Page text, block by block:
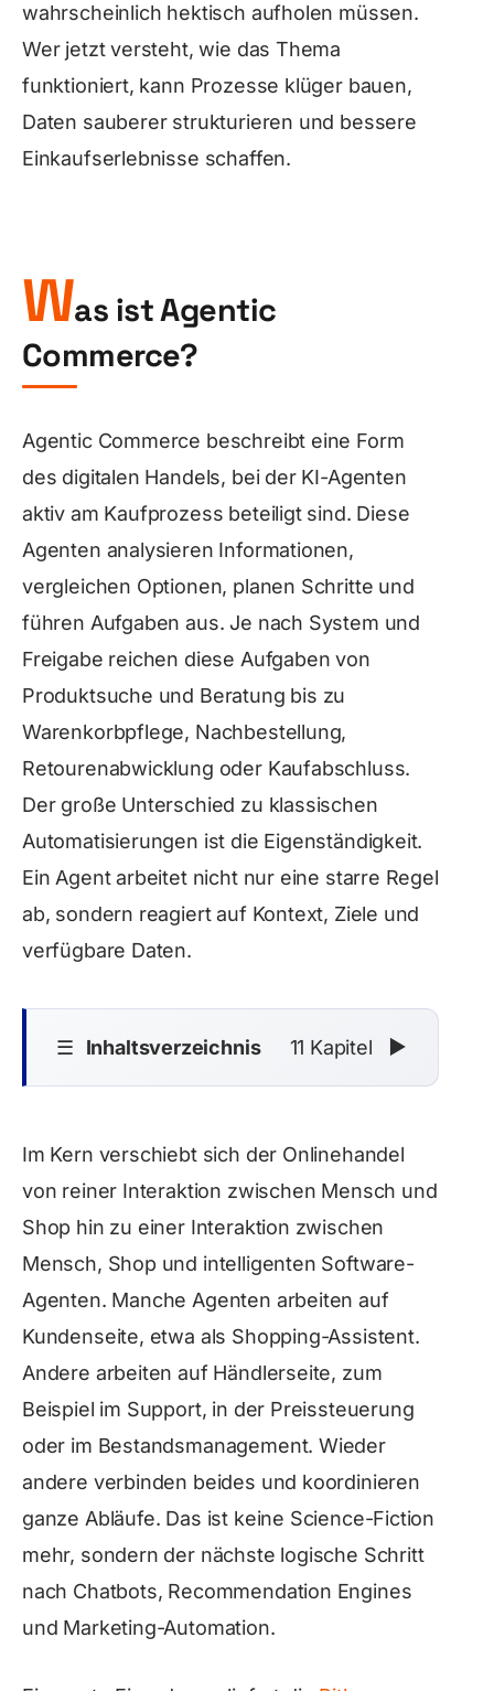
wahrscheinlich hektisch aufholen müssen.
Wer jetzt versteht, wie das Thema
funktioniert, kann Prozesse klüger bauen,
Daten sauberer strukturieren und bessere
Einkaufserlebnisse schaffen.
Was ist Agentic
Commerce?
Agentic Commerce beschreibt eine Form
des digitalen Handels, bei der KI-Agenten
aktiv am Kaufprozess beteiligt sind. Diese
Agenten analysieren Informationen,
vergleichen Optionen, planen Schritte und
führen Aufgaben aus. Je nach System und
Freigabe reichen diese Aufgaben von
Produktsuche und Beratung bis zu
Warenkorbpflege, Nachbestellung,
Retourenabwicklung oder Kaufabschluss.
Der große Unterschied zu klassischen
Automatisierungen ist die Eigenständigkeit.
Ein Agent arbeitet nicht nur eine starre Regel
ab, sondern reagiert auf Kontext, Ziele und
verfügbare Daten.
☰ Inhaltsverzeichnis 11 Kapitel ▼
Im Kern verschiebt sich der Onlinehandel
von reiner Interaktion zwischen Mensch und
Shop hin zu einer Interaktion zwischen
Mensch, Shop und intelligenten Software-
Agenten. Manche Agenten arbeiten auf
Kundenseite, etwa als Shopping-Assistent.
Andere arbeiten auf Händlerseite, zum
Beispiel im Support, in der Preissteuerung
oder im Bestandsmanagement. Wieder
andere verbinden beides und koordinieren
ganze Abläufe. Das ist keine Science-Fiction
mehr, sondern der nächste logische Schritt
nach Chatbots, Recommendation Engines
und Marketing-Automation.